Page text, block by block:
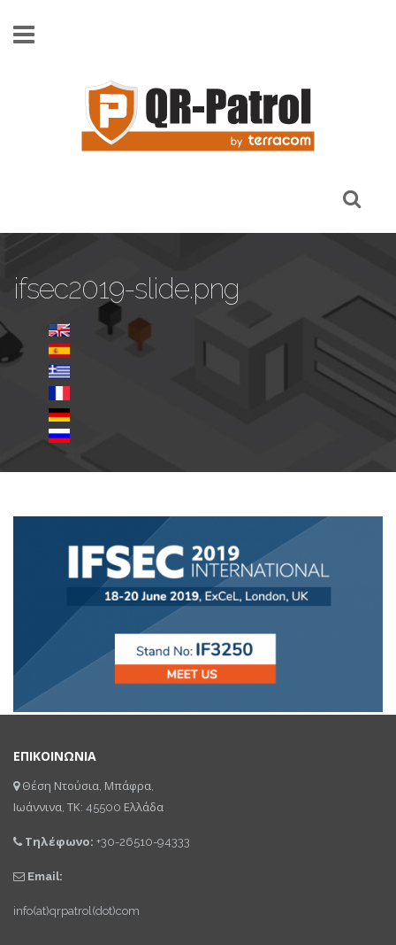
ifsec2019-slide.png
ΕΠΙΚΟΙΝΩΝΙΑ
Θέση Ντούσια, Μπάφρα,
Ιωάννινα, ΤΚ: 45500 Ελλάδα
Τηλέφωνο: +30-26510-94333
Email:
info(at)qrpatrol(dot)com